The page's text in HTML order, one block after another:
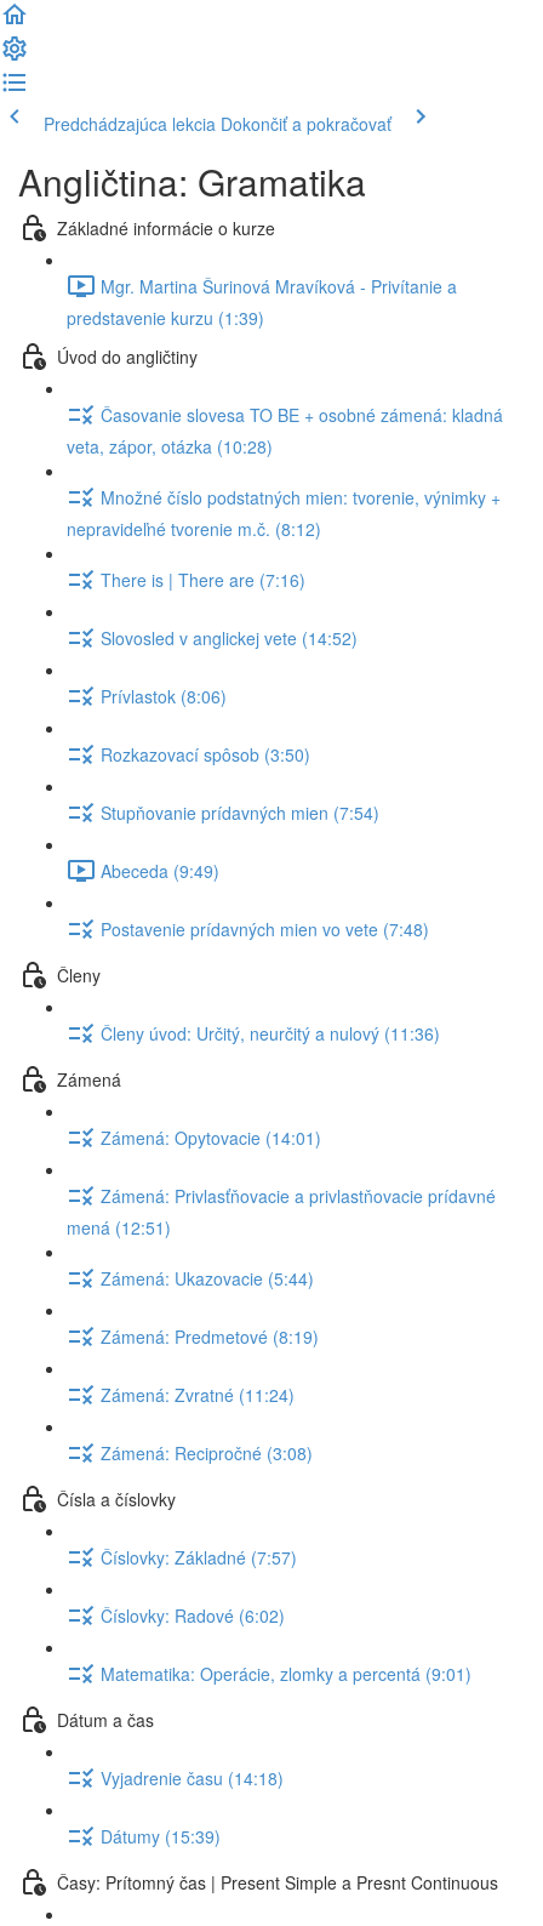
Predchádzajúca lekcia Dokončiť a pokračovať
Angličtina: Gramatika
Základné informácie o kurze
Mgr. Martina Šurinová Mravíková - Privítanie a
predstavenie kurzu (1:39)
Úvod do angličtiny
Časovanie slovesa TO BE + osobné zámená: kladná
veta, zápor, otázka (10:28)
Množné číslo podstatných mien: tvorenie, výnimky +
nepravideľné tvorenie m.č. (8:12)
There is | There are (7:16)
Slovosled v anglickej vete (14:52)
Prívlastok (8:06)
Rozkazovací spôsob (3:50)
Stupňovanie prídavných mien (7:54)
Abeceda (9:49)
Postavenie prídavných mien vo vete (7:48)
Členy
Členy úvod: Určitý, neurčitý a nulový (11:36)
Zámená
Zámená: Opytovacie (14:01)
Zámená: Privlasťňovacie a privlastňovacie prídavné
mená (12:51)
Zámená: Ukazovacie (5:44)
Zámená: Predmetové (8:19)
Zámená: Zvratné (11:24)
Zámená: Recipročné (3:08)
Čísla a číslovky
Číslovky: Základné (7:57)
Číslovky: Radové (6:02)
Matematika: Operácie, zlomky a percentá (9:01)
Dátum a čas
Vyjadrenie času (14:18)
Dátumy (15:39)
Časy: Prítomný čas | Present Simple a Presnt Continuous